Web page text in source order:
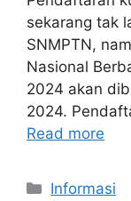
sekarang tak
SNMPTN,
Nasional
2024 akan
2024.
Read more
Informasi